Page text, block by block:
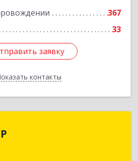
367
33
заявку
контакты
заявку
Назад
обл, Ростов-на-Дону г,